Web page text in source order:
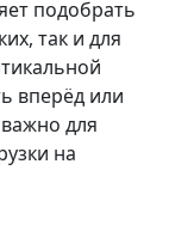
подобрать
так и для
вперёд или
для
на